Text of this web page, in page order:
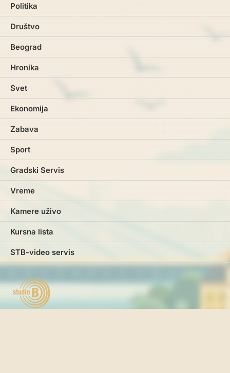
Politika
Društvo
Beograd
Hronika
Svet
Ekonomija
Zabava
Sport
Gradski Servis
Vreme
Kamere uživo
Kursna lista
STB-video servis